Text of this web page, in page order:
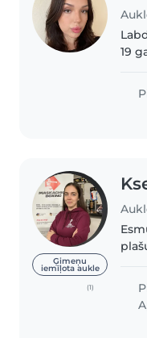
19
Ģimeņu
iemīļota aukle
(1)